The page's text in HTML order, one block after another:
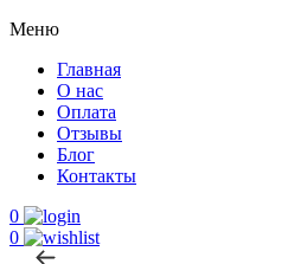
Меню
Главная
О нас
Оплата
Отзывы
Блог
Контакты
0
0